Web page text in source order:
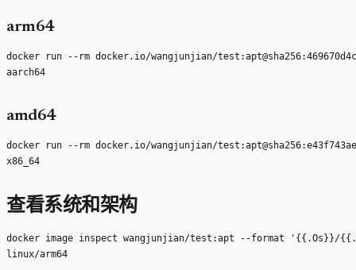
arm64
docker run --rm docker.io/wangjunjian/
amd64
docker run --rm docker.io/wangjunjian/
查看系统和架构
docker image inspect wangjunjian/test:apt --format '{{.Os}}/